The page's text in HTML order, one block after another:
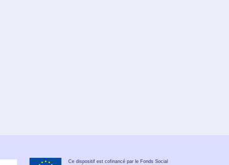
Ce dispositif est cofinancé par le Fonds Social